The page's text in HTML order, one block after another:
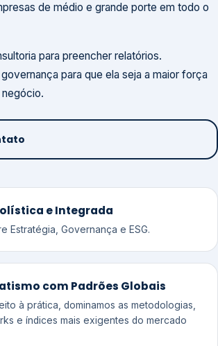
de médio e grande porte em todo o
para preencher relatórios.
para que ela seja a maior força
e Integrada
Estratégia, Governança e ESG.
com Padrões Globais
à prática, dominamos as metodologias,
e índices mais exigentes do mercado